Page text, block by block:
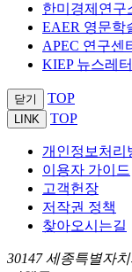
한미경제연구
EAER 영문학
APEC 연구센
KIEP 뉴스레터
닫기 TOP
LINK TOP
개인정보처리
이용자 가이드
고객헌장
저작권 정책
찾아오시는길
30147 세종특별자